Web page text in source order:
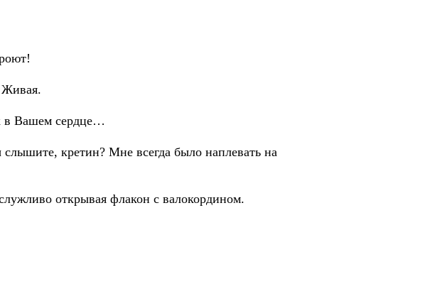
Живая.
в Вашем сердце…
кретин? Мне всегда было наплевать на
открывая флакон с валокордином.